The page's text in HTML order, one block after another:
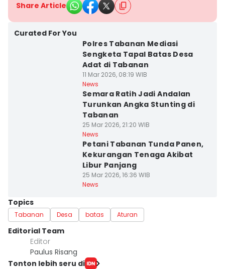
Share Article
Curated For You
Polres Tabanan Mediasi
Sengketa Tapal Batas Desa
Adat di Tabanan
11 Mar 2026, 08:19 WIB
News
Semara Ratih Jadi Andalan
Turunkan Angka Stunting di
Tabanan
25 Mar 2026, 21:20 WIB
News
Petani Tabanan Tunda Panen,
Kekurangan Tenaga Akibat
Libur Panjang
25 Mar 2026, 16:36 WIB
News
Topics
Tabanan Desa batas Aturan
Editorial Team
Editor
Paulus Risang
Tonton lebih seru di